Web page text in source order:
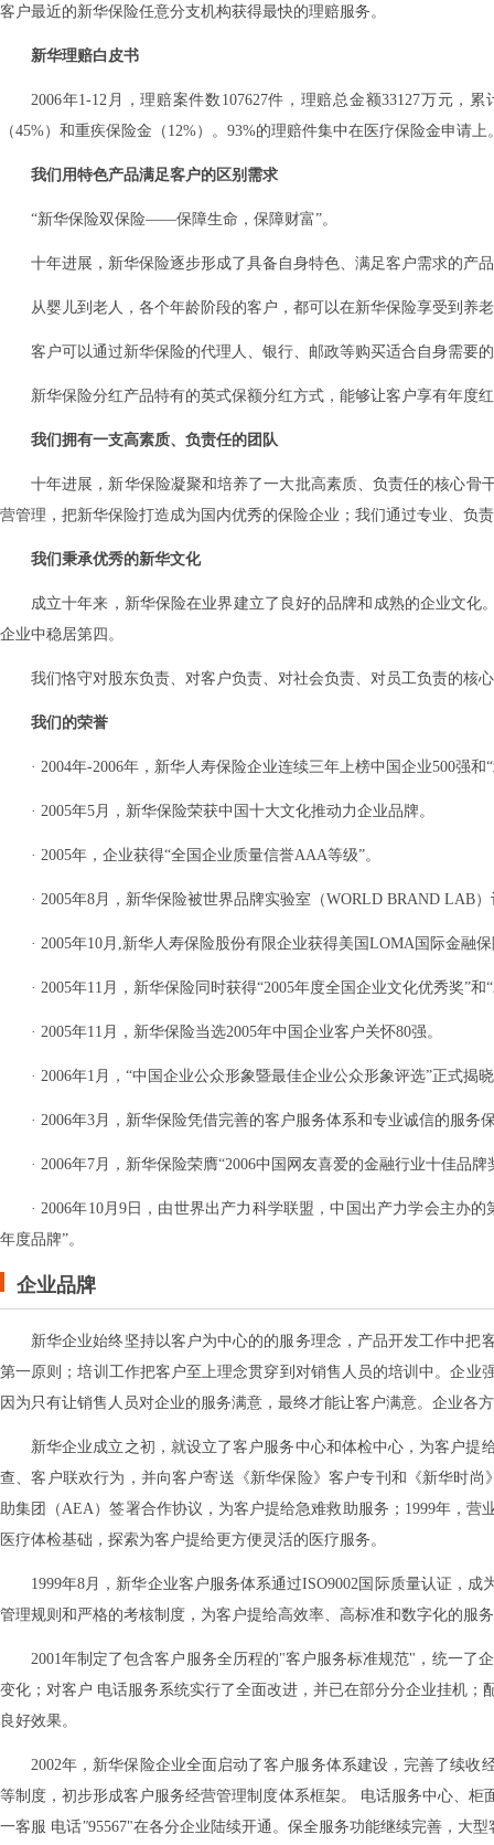
客户最近的新华保险任意分支机构获得最快的理赔服务。
新华理赔白皮书
2006年1-12月，理赔案件数107627件，理赔总金额33127万元，
（45%）和重疾保险金（12%）。93%的理赔件集中在医疗保险金申请上
我们用特色产品满足客户的区别需求
“新华保险双保险——保障生命，保障财富”。
十年进展，新华保险逐步形成了具备自身特色、满足客户需求的产
从婴儿到老人，各个年龄阶段的客户，都可以在新华保险享受到养
客户可以通过新华保险的代理人、银行、邮政等购买适合自身需要
新华保险分红产品特有的英式保额分红方式，能够让客户享有年度
我们拥有一支高素质、负责任的团队
十年进展，新华保险凝聚和培养了一大批高素质、负责任的核心骨
营管理，把新华保险打造成为国内优秀的保险企业；我们通过专业、负
我们秉承优秀的新华文化
成立十年来，新华保险在业界建立了良好的品牌和成熟的企业文
企业中稳居第四。
我们恪守对股东负责、对客户负责、对社会负责、对员工负责的核
我们的荣誉
· 2004年-2006年，新华人寿保险企业连续三年上榜中国企业500强和
· 2005年5月，新华保险荣获中国十大文化推动力企业品牌。
· 2005年，企业获得“全国企业质量信誉AAA等级”。
· 2005年8月，新华保险被世界品牌实验室（WORLD BRAND LAB
· 2005年10月,新华人寿保险股份有限企业获得美国LOMA国际金
· 2005年11月，新华保险同时获得“2005年度全国企业文化优秀奖”
· 2005年11月，新华保险当选2005年中国企业客户关怀80强。
· 2006年1月，“中国企业公众形象暨最佳企业公众形象评选”正式揭
· 2006年3月，新华保险凭借完善的客户服务体系和专业诚信的服务
· 2006年7月，新华保险荣膺“2006中国网友喜爱的金融行业十佳品牌
· 2006年10月9日，由世界出产力科学联盟，中国出产力学会主办
年度品牌”。
企业品牌
新华企业始终坚持以客户为中心的的服务理念，产品开发工作中
第一原则；培训工作把客户至上理念贯穿到对销售人员的培训中。企
因为只有让销售人员对企业的服务满意，最终才能让客户满意。企业各
新华企业成立之初，就设立了客户服务中心和体检中心，为客户
查、客户联欢行为，并向客户寄送《新华保险》客户专刊和《新华时
助集团（AEA）签署合作协议，为客户提给急难救助服务；1999年，
医疗体检基础，探索为客户提给更方便灵活的医疗服务。
1999年8月，新华企业客户服务体系通过ISO9002国际质量认证，
管理规则和严格的考核制度，为客户提给高效率、高标准和数字化的服
2001年制定了包含客户服务全历程的"客户服务标准规范"，统一了
变化；对客户 电话服务系统实行了全面改进，并已在部分分企业挂机
良好效果。
2002年，新华保险企业全面启动了客户服务体系建设，完善了续
等制度，初步形成客户服务经营管理制度体系框架。 电话服务中心、
一客服 电话"95567"在各分企业陆续开通。保全服务功能继续完善，大